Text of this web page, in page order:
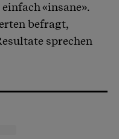
«insane».
befragt,
sprechen